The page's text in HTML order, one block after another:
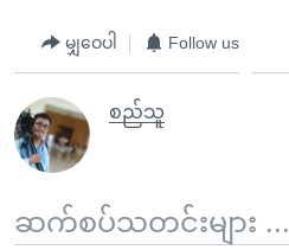
မျှဝေပါ Follow us
စည်သူ
ဆက်စပ်သတင်းများ ...